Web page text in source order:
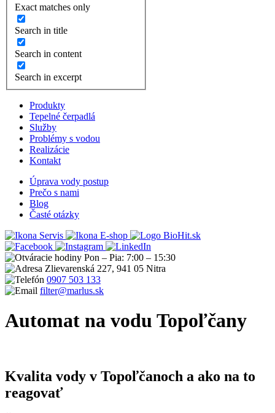
Exact matches only
Search in title
Search in content
Search in excerpt
Produkty
Tepelné čerpadlá
Služby
Problémy s vodou
Realizácie
Kontakt
Úprava vody postup
Prečo s nami
Blog
Časté otázky
Servis
E-shop
Pon – Pia: 7:00 – 15:30
Zlievarenská 227, 941 05 Nitra
0907 503 133
filter@marlus.sk
Automat na vodu Topoľčany
Kvalita vody v Topoľčanoch a ako na to
reagovať